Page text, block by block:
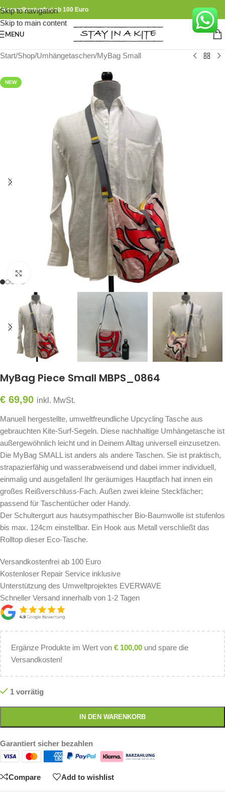
Skip to navigation
Skip to main content
Versandkostenfrei ab 100 Euro
MENU
Start/Shop/Umhängetaschen/MyBag Small
NEW
Click to enlarge
MyBag Piece Small MBPS_0864
€ 69,90 inkl. MwSt.
Manuell hergestellte, umweltfreundliche Upcycling Tasche aus
gebrauchten Kite-Surf-Segeln. Diese nachhaltige Umhängetasche ist
außergewöhnlich leicht und in Deinem Alltag universell einzusetzen.
Die MyBag SMALL ist anders als andere Taschen. Sie ist praktisch,
strapazierfähig und wasserabweisend und dabei immer individuell,
einmalig und ausgefallen! Ihr geräumiges Hauptfach hat innen ein
großes Reißverschluss-Fach. Außen zwei kleine Steckfächer;
passend für Taschentücher oder Handy.
Der Schultergurt aus hautsympathischer Bio-Baumwolle ist stufenlos
bis max. 124cm einstellbar. Ein Hook aus Metall verschließt das
Rolltop dieser Eco-Tasche.
Versandkostenfrei ab 100 Euro
Kostenloser Repair Service inklusive
Unterstützung des Umweltprojektes EVERWAVE
Schneller Versand innerhalb von 1-2 Tagen
Ergänze Produkte im Wert von € 100,00 und spare die
Versandkosten!
1 vorrätig
IN DEN WARENKORB
Garantiert sicher bezahlen
Compare Add to wishlist